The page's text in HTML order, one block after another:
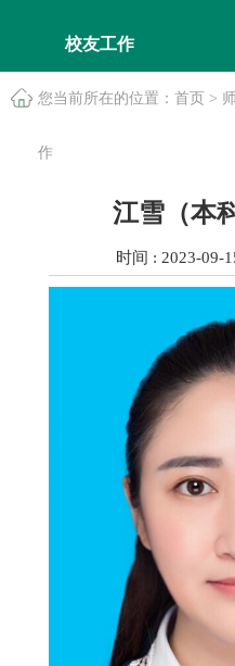
校友工作
您当前所在的位置： 首页 >
作
江雪（本
时间 : 2023-